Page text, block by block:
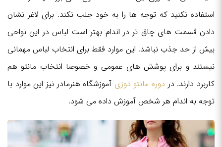
استفاده نکنید که توجه ها را به خود جلب نکند. برای لاغر نشان
دادن قسمت های چاق تر در اندام بهتر است لباس در این نواحی
بیش از حد جذب نباشد. این موارد فقط برای انتخاب لباس مهمانی
نیستند و برای پوشش های عمومی و خصوصا انتخاب مانتو هم
کاربرد دارند. در دوره مانتو دوزی آموزشگاه هنرمادر نیز این موارد با
توجه به اندام هر شخص آموزش داده می شود.